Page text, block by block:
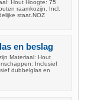
Hout Hoogte: 75
raamkozijn. Incl.
staat.NOZ
en beslag
Materiaal: Hout
Inclusief
dubbelglas en